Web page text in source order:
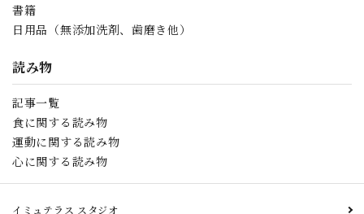
書籍
日用品（無添加洗剤、歯磨き他）
読み物
記事一覧
食に関する読み物
運動に関する読み物
心に関する読み物
イミュテラス スタジオ